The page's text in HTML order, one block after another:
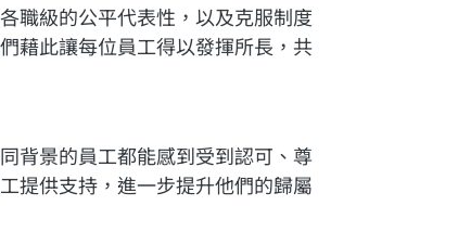
職級的公平代表性，以及克服制度
藉此讓每位員工得以發揮所長，共
背景的員工都能感到受到認可、尊
提供支持，進一步提升他們的歸屬